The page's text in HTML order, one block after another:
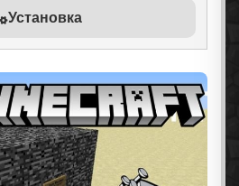
Установка